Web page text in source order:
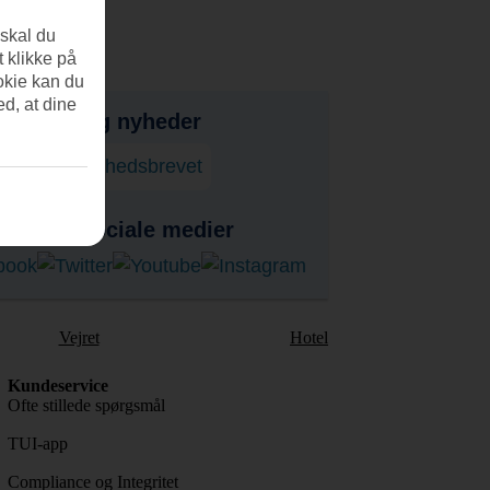
tips og nyheder
på nyhedsbrevet
på de sociale medier
Vejret Hotel
Kundeservice
Ofte stillede spørgsmål
TUI-app
Compliance og Integritet
du
klikke på
kan du
at dine